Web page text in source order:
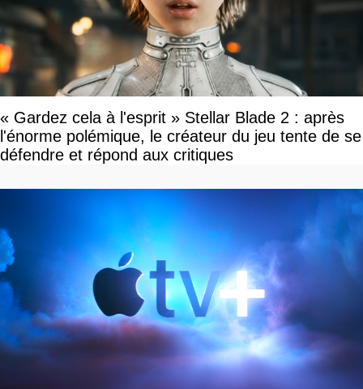
« Gardez cela à l'esprit » Stellar Blade 2 : après
l'énorme polémique, le créateur du jeu tente de se
défendre et répond aux critiques